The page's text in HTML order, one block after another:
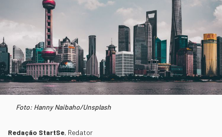
Foto: Hanny Naibaho/Unsplash
Redação StartSe, Redator